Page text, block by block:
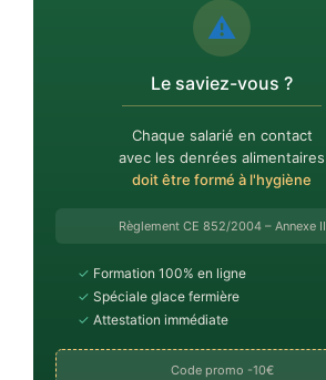
⚠️
Le saviez-vous ?
Chaque salarié en contact
avec les denrées alimentaires
doit être formé à l'hygiène
Règlement CE 852/2004 – Annexe II
✓ Formation 100% en ligne
✓ Spéciale glace fermière
✓ Attestation immédiate
Code promo -10€